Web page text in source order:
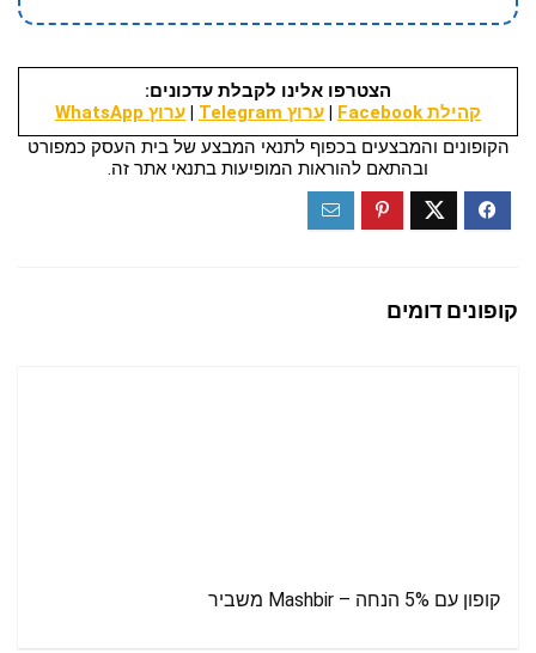
הצטרפו אלינו לקבלת עדכונים:
קהילת Facebook
| ערוץ Telegram | ערוץ WhatsApp
הקופונים והמבצעים בכפוף לתנאי המבצע של בית העסק כמפורט
ובהתאם להוראות המופיעות בתנאי אתר זה.
קופונים דומים
קופון עם 5% הנחה – Mashbir משביר